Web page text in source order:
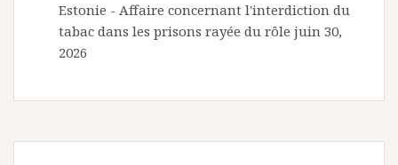
Estonie - Affaire concernant l'interdiction du
tabac dans les prisons rayée du rôle juin 30,
2026